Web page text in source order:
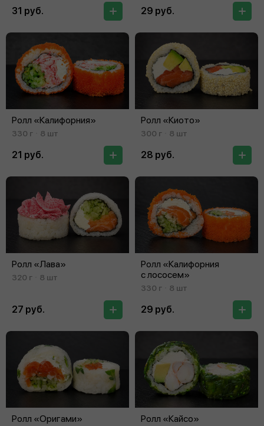
31 руб. 29 руб.
Ролл «Калифорния»
330 г 8 шт
21 руб.
Ролл «Киото»
300 г 8 шт
28 руб.
Ролл «Лава»
320 г 8 шт
27 руб.
Ролл «Калифорния
с лососем»
330 г 8 шт
29 руб.
Ролл «Оригами» Ролл «Кайсо»